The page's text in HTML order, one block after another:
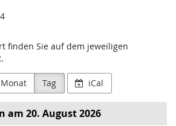
finden Sie auf dem jeweiligen
Monat Tag iCal
am 20. August 2026